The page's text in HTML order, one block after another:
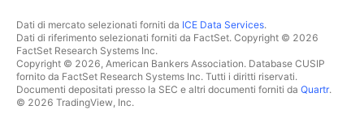
Dati di mercato selezionati forniti da ICE Data Services.
Dati di riferimento selezionati forniti da FactSet. Copyright © 2026
FactSet Research Systems Inc.
Copyright © 2026, American Bankers Association. Database CUSIP
fornito da FactSet Research Systems Inc. Tutti i diritti riservati.
Documenti depositati presso la SEC e altri documenti forniti da Quartr.
© 2026 TradingView, Inc.